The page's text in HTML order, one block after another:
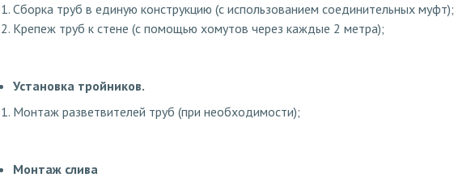
Сборка труб в единую конструкцию (с использованием соединительных муфт);
Крепеж труб к стене (с помощью хомутов через каждые 2 метра);
Установка тройников.
Монтаж разветвителей труб (при необходимости);
Монтаж слива